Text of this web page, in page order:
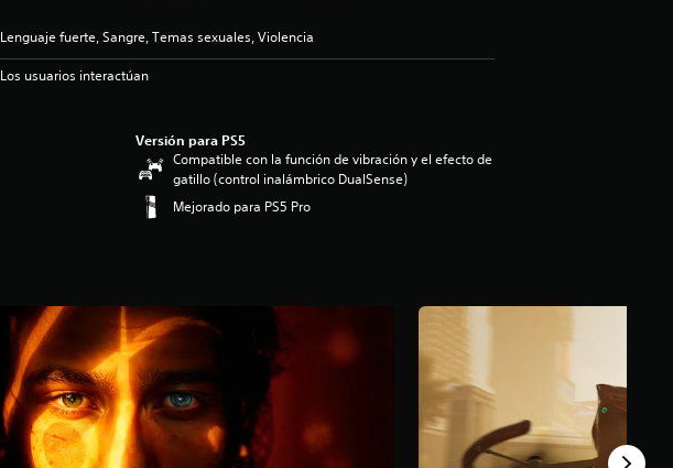
Lenguaje fuerte, Sangre, Temas sexuales, Violencia
Los usuarios interactúan
Versión para PS5
Compatible con la función de vibración y el efecto de
gatillo (control inalámbrico DualSense)
Mejorado para PS5 Pro